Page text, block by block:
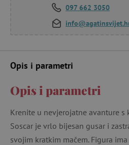
097 662 3050
Opis i parametri
Opis i parametri
Krenite u nevjerojatne avanture s
Soscar je vrlo bijesan gusar i
svojim kratkim mačem. Figura